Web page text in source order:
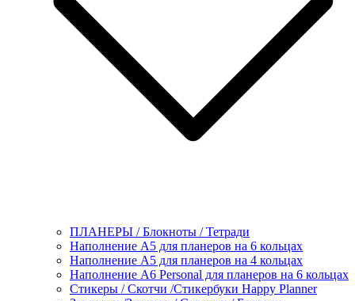
ПЛАНЕРЫ / Блокноты / Тетради
Наполнение А5 для планеров на 6 кольцах
Наполнение А5 для планеров на 4 кольцах
Наполнение А6 Personal для планеров на 6 кольцах
Стикеры / Скотчи /Стикербуки Happy Planner